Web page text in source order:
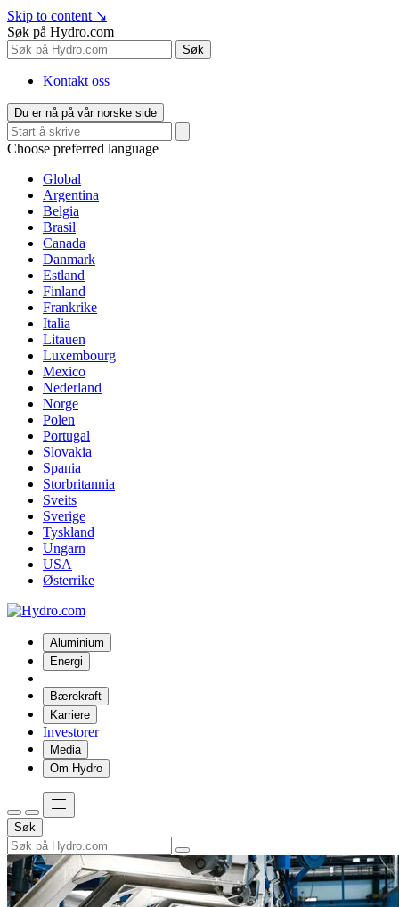
Skip to content ↘
Søk på Hydro.com
Søk
Kontakt oss
Du er nå på vår norske side
Choose preferred language
Global
Argentina
Belgia
Brasil
Canada
Danmark
Estland
Finland
Frankrike
Italia
Litauen
Luxembourg
Mexico
Nederland
Norge
Polen
Portugal
Slovakia
Spania
Storbritannia
Sveits
Sverige
Tyskland
Ungarn
USA
Østerrike
Aluminium
Energi
Bærekraft
Karriere
Investorer
Media
Om Hydro
Søk